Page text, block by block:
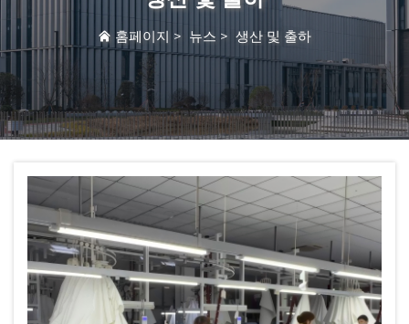
홈페이지 > 뉴스 > 생산 및 출하